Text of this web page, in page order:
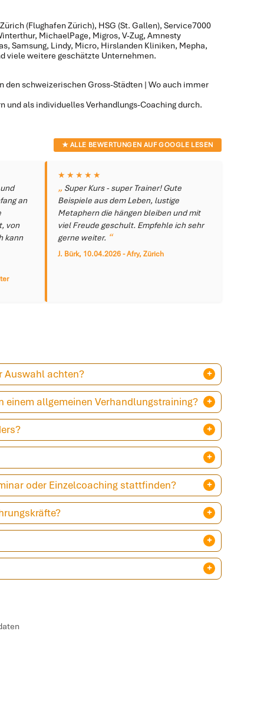
(Flughafen Zürich), HSG (St. Gallen), Service7000
MichaelPage, Migros, V-Zug, Amnesty
Samsung, Lindy, Micro, Hirslanden Kliniken, Mepha,
viele weitere geschätzte Unternehmen.
den schweizerischen Gross-Städten | Wo auch immer
und als individuelles Verhandlungs-Coaching durch.
★ ALLE BEWERTUNGEN AUF GOOGLE LESEN
an
von
kann
★★★★★
Super Kurs - super Trainer! Gute
Beispiele aus dem Leben, lustige
Metaphern die hängen bleiben und mit
viel Freude geschult. Empfehle ich sehr
gerne weiter.
J. Bürk, 10.04.2026 - Afry, Zürich
Auswahl achten?
einem allgemeinen Verhandlungstraining?
oder Einzelcoaching stattfinden?